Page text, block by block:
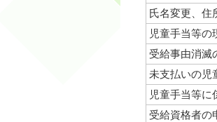
氏名変更、住
児童手当等の
受給事由消滅
未支払いの児
児童手当等に
受給資格者の